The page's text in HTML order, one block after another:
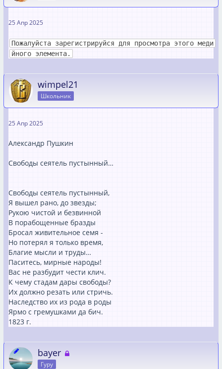
25 Апр 2025
Пожалуйста зарегистрируйся для просмотра этого меди
йного элемента.
wimpel21
Школьник
25 Апр 2025
Александр Пушкин
Свободы сеятель пустынный…
Свободы сеятель пустынный,
Я вышел рано, до звезды;
Рукою чистой и безвинной
В порабощенные бразды
Бросал живительное семя -
Но потерял я только время,
Благие мысли и труды…
Паситесь, мирные народы!
Вас не разбудит чести клич.
К чему стадам дары свободы?
Их должно резать или стричь.
Наследство их из рода в роды
Ярмо с гремушками да бич.
1823 г.
bayer
Гуру